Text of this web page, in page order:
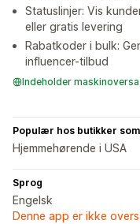
Statuslinjer: Vis
eller gratis levering
Rabatkoder i bulk:
influencer-tilbud
Indeholder
Populær hos butikker
Hjemmehørende i USA
Sprog
Engelsk
Denne app er ikke